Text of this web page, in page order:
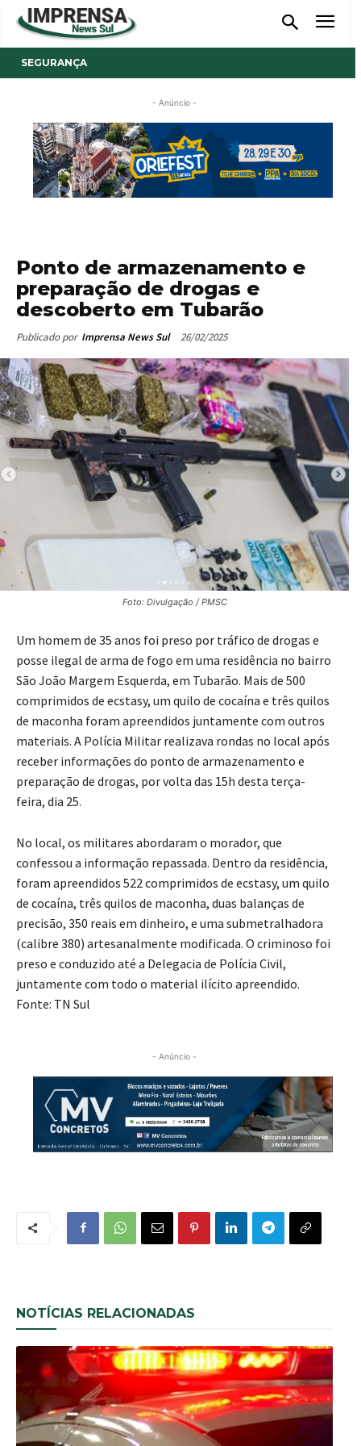
SEGURANÇA
- Anúncio -
Ponto de armazenamento e
preparação de drogas e
descoberto em Tubarão
Publicado por Imprensa News Sul 26/02/2025
Foto: Divulgação / PMSC
Um homem de 35 anos foi preso por tráfico de drogas e
posse ilegal de arma de fogo em uma residência no bairro
São João Margem Esquerda, em Tubarão. Mais de 500
comprimidos de ecstasy, um quilo de cocaína e três quilos
de maconha foram apreendidos juntamente com outros
materiais. A Polícia Militar realizava rondas no local após
receber informações do ponto de armazenamento e
preparação de drogas, por volta das 15h desta terça-
feira, dia 25.
No local, os militares abordaram o morador, que
confessou a informação repassada. Dentro da residência,
foram apreendidos 522 comprimidos de ecstasy, um quilo
de cocaína, três quilos de maconha, duas balanças de
precisão, 350 reais em dinheiro, e uma submetralhadora
(calibre 380) artesanalmente modificada. O criminoso foi
preso e conduzido até a Delegacia de Polícia Civil,
juntamente com todo o material ilícito apreendido.
Fonte: TN Sul
- Anúncio -
NOTÍCIAS RELACIONADAS